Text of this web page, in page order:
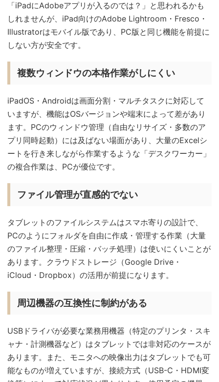
「iPadにAdobeアプリが入るのでは？」と思われるかも
しれませんが、iPad向けのAdobe Lightroom・Fresco・
Illustratorはモバイル版であり、PC版と同じ機能を前提に
しない方が安全です。
複数ウィンドウの本格作業がしにくい
iPadOS・Androidは画面分割・マルチタスクに対応して
いますが、機能はOSバージョンや端末によって差があり
ます。PCのウィンドウ管理（自由なリサイズ・多数のア
プリ同時起動）には及ばない場面があり、大量のExcelシ
ートを行き来しながら作業するような「デスクワーカー」
の複合作業は、PCが優位です。
ファイル管理が直感的でない
タブレットのファイルシステムはスマホ寄りの設計で、
PCのようにフォルダを自由に作成・管理する作業（大量
のファイル整理・圧縮・バッチ処理）は使いにくいことが
あります。クラウドストレージ（Google Drive・
iCloud・Dropbox）の活用が前提になります。
周辺機器の互換性に制約がある
USBドライバが必要な業務用機器（特定のプリンタ・スキ
ャナ・計測機器など）はタブレットでは非対応のケースが
あります。また、モニタへの映像出力はタブレットでも可
能なものが増えていますが、接続方式（USB-C・HDMI変